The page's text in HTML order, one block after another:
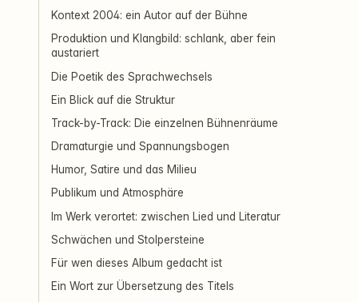
Kontext 2004: ein Autor auf der Bühne
Produktion und Klangbild: schlank, aber fein
austariert
Die Poetik des Sprachwechsels
Ein Blick auf die Struktur
Track-by-Track: Die einzelnen Bühnenräume
Dramaturgie und Spannungsbogen
Humor, Satire und das Milieu
Publikum und Atmosphäre
Im Werk verortet: zwischen Lied und Literatur
Schwächen und Stolpersteine
Für wen dieses Album gedacht ist
Ein Wort zur Übersetzung des Titels